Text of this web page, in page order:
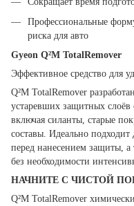
Профессиональные
риска для авто
Gyeon Q²M TotalRemover
Эффективное средство для
Q²M TotalRemover
устаревших защитных слоёв
включая силанты, старые
составы. Идеально
перед нанесением защиты, а
без необходимости
НАЧНИТЕ С ЧИСТОЙ
Q²M TotalRemover